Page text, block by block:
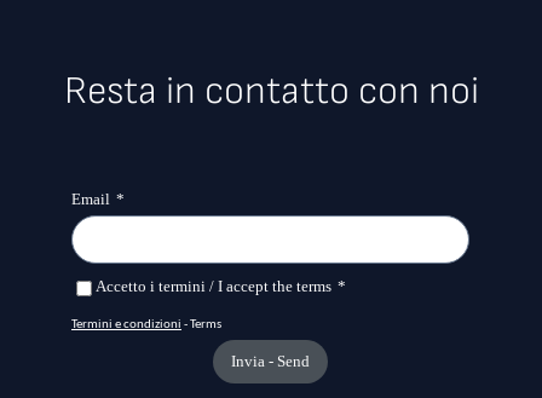
Resta in contatto con noi